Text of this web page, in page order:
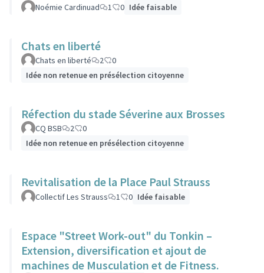
Noémie Cardinuad 1 0 Idée faisable
Chats en liberté
Chats en liberté 2
0
Idée non retenue en présélection citoyenne
Réfection du stade Séverine aux Brosses
CQ BSB 2
0
Idée non retenue en présélection citoyenne
Revitalisation de la Place Paul Strauss
Collectif Les Strauss 1 0 Idée faisable
Espace "Street Work-out" du Tonkin –
Extension, diversification et ajout de
machines de Musculation et de Fitness.